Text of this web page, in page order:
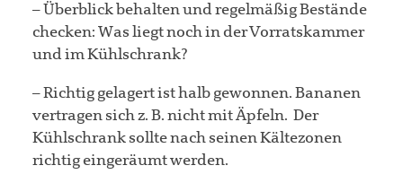
– Überblick behalten und regelmäßig Bestände
checken: Was liegt noch in der Vorratskammer
und im Kühlschrank?
– Richtig gelagert ist halb gewonnen. Bananen
vertragen sich z. B. nicht mit Äpfeln. Der
Kühlschrank sollte nach seinen Kältezonen
richtig eingeräumt werden.